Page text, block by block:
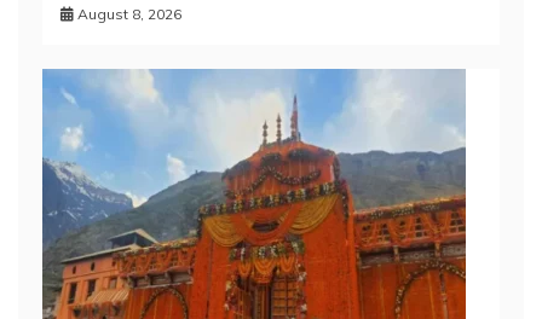
August 8, 2026